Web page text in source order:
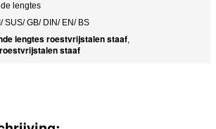
lengtes
SUS/ GB/ DIN/ EN/ BS
lengtes roestvrijstalen staaf,
staaf